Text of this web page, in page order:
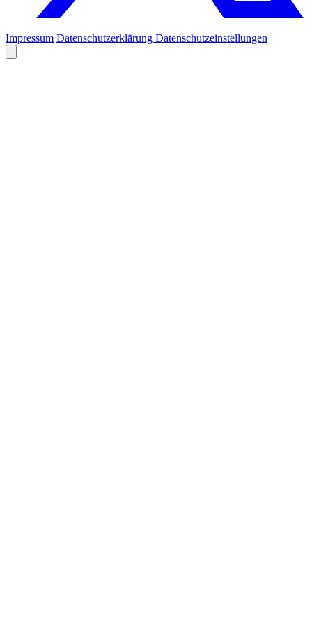
Impressum Datenschutzerklärung Datenschutzeinstellungen